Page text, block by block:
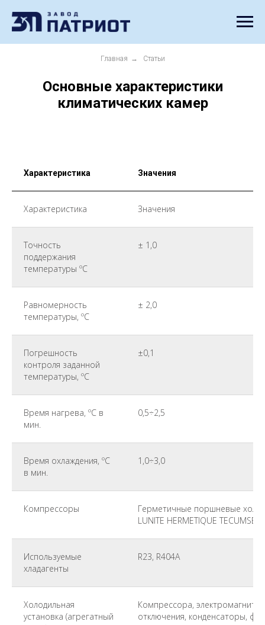
Главная → Статьи
Основные характеристики
климатических камер
Характеристика Значения
Характеристика Значения
Точность
поддержания
температуры ºС
± 1,0
Равномерность
температуры, ºС
± 2,0
Погрешность
контроля заданной
температуры, ºС
±0,1
Время нагрева, ºС в
мин.
0,5÷2,5
Время охлаждения, ºС
в мин.
1,0÷3,0
Компрессоры
Герметичные поршневые
LUNITE HERMETIQUE
Используемые
хладагенты
R23, R404A
Холодильная
установка (агрегатный
Компрессора,
отключения, конденсаторы,